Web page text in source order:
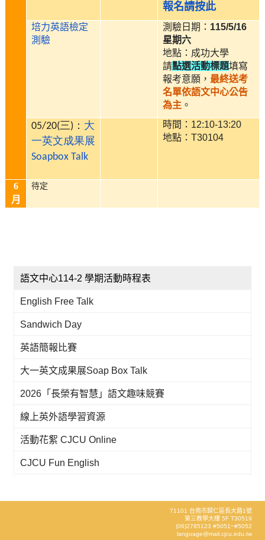
報名請按此
培力英語檢定
測驗
測驗日期： 115/5/16
星期六
地點：成功大學
請點選活動標題填寫
報考意願， 最終送考
名單依語文中心公告
為主 。
05/20(三)： 大
一英文成果展
Soapbox Talk
時間：12:10-13:20
地點：T30104
6
月
待定
語文中心114-2 學期活動時程表
English Free Talk
Sandwich Day
英語簡報比賽
大一英文成果展Soap Box Talk
2026「長榮有智慧」語文趣味競賽
線上英外語學習資源
活動花絮 CJCU Online
CJCU Fun English
71101 台南市歸仁區長大路1號
第三教學大樓 5F T30519
(06)2785123 #5051~#5052
language@mail.cjcu.edu.tw